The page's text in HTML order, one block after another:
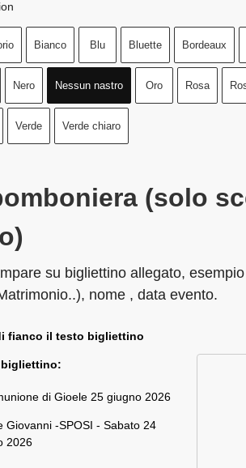
Bianco Blu Bluette Bordeaux
Nero Nessun nastro Oro Rosa
Verde Verde chiaro
(solo
su bigliettino allegato,
nome , data evento.
fianco il testo bigliettino
bigliettino:
di Gioele 25 giugno 2026
Giovanni -SPOSI - Sabato 24
2026